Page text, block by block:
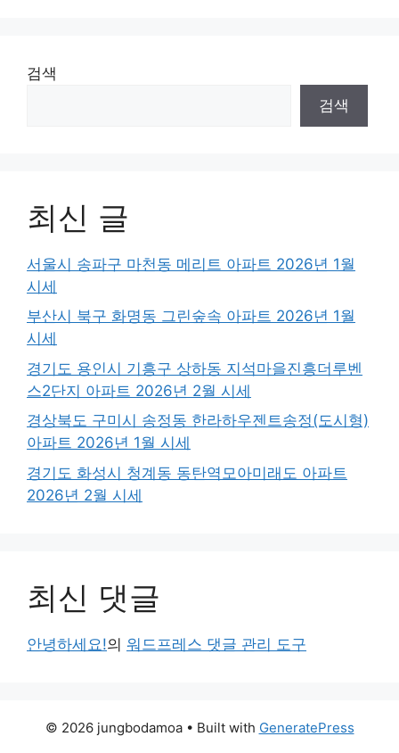
검색
검색
최신 글
서울시 송파구 마천동 메리트 아파트 2026년 1월
시세
부산시 북구 화명동 그린숲속 아파트 2026년 1월
시세
경기도 용인시 기흥구 상하동 지석마을진흥더루벤
스2단지 아파트 2026년 2월 시세
경상북도 구미시 송정동 한라하우젠트송정(도시형)
아파트 2026년 1월 시세
경기도 화성시 청계동 동탄역모아미래도 아파트
2026년 2월 시세
최신 댓글
안녕하세요!의 워드프레스 댓글 관리 도구
© 2026 jungbodamoa• Built with GeneratePress